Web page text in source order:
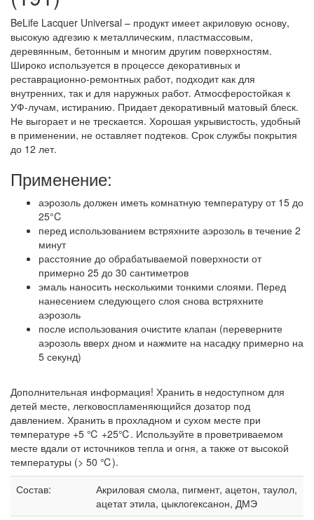
BeLife Lacquer Universal – продукт имеет акриловую основу,
высокую адгезию к металлическим, пластмассовым,
деревянным, бетонным и многим другим поверхностям.
Широко используется в процессе декоративных и
реставрационно-ремонтных работ, подходит как для
внутренних, так и для наружных работ. Атмосферостойкая к
УФ-лучам, истиранию. Придает декоративный матовый блеск.
Не выгорает и не трескается. Хорошая укрывистость, удобный
в применении, не оставляет подтеков. Срок службы покрытия
до 12 лет.
Применение:
аэрозоль должен иметь комнатную температуру от 15 до
25°C
перед использованием встряхните аэрозоль в течение 2
минут
расстояние до обрабатываемой поверхности от
примерно 25 до 30 сантиметров
эмаль наносить несколькими тонкими слоями. Перед
нанесением следующего слоя снова встряхните
аэрозоль
после использования очистите клапан (переверните
аэрозоль вверх дном и нажмите на насадку примерно на
5 секунд)
Дополнительная информация! Хранить в недоступном для
детей месте, легковоспламеняющийся дозатор под
давлением. Хранить в прохладном и сухом месте при
температуре +5 ℃ +25℃. Используйте в проветриваемом
месте вдали от источников тепла и огня, а также от высокой
температуры (> 50 ℃).
Состав:
Акриловая смола, пигмент, ацетон, таулол,
ацетат этила, цыклогексанон, ДМЭ